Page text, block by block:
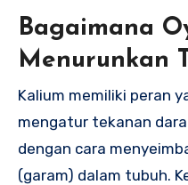
Bagaimana
Menurunkan
Kalium memiliki peran
mengatur tekanan
dengan cara
(garam) dalam tubuh.